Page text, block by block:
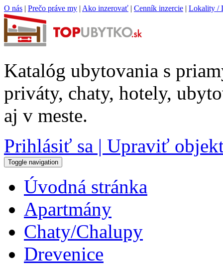
O nás | Prečo práve my | Ako inzerovať | Cenník inzercie | Lokality /
Katalóg ubytovania s
priváty, chaty, hotely,
aj v meste.
Prihlásiť sa | Upraviť
Toggle navigation
Úvodná stránka
Apartmány
Chaty/Chalupy
Drevenice